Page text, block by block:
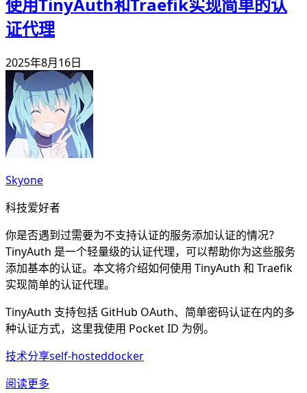
使用TinyAuth和Traefik实现简单的认
证代理
2025年8月16日
Skyone
科技爱好者
你是否遇到过需要为不支持认证的服务添加认证的情况？
TinyAuth 是一个轻量级的认证代理，可以帮助你为这些服务
添加基本的认证。本文将介绍如何使用 TinyAuth 和 Traefik
实现简单的认证代理。
TinyAuth 支持包括 GitHub OAuth、简单密码认证在内的多
种认证方式，这里我使用 Pocket ID 为例。
技术分享self-hosteddocker
阅读更多